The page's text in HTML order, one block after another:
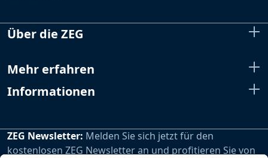
Über die ZEG
Mehr erfahren
Informationen
ZEG Newsletter: Melden Sie sich jetzt für den
kostenlosen ZEG Newsletter an und profitieren Sie von